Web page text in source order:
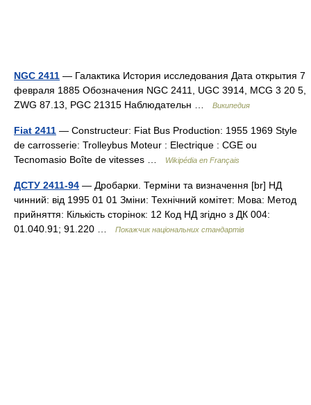
NGC 2411 — Галактика История исследования Дата открытия 7
февраля 1885 Обозначения NGC 2411, UGC 3914, MCG 3 20 5,
ZWG 87.13, PGC 21315 Наблюдательн …
Википедия
Fiat 2411 — Constructeur: Fiat Bus Production: 1955 1969 Style
de carrosserie: Trolleybus Moteur : Electrique : CGE ou
Tecnomasio Boîte de vitesses …
Wikipédia en Français
ДСТУ 2411-94 — Дробарки. Терміни та визначення [br] НД
чинний: від 1995 01 01 Зміни: Технічний комітет: Мова: Метод
прийняття: Кількість сторінок: 12 Код НД згідно з ДК 004:
01.040.91; 91.220 …
Покажчик національних стандартів